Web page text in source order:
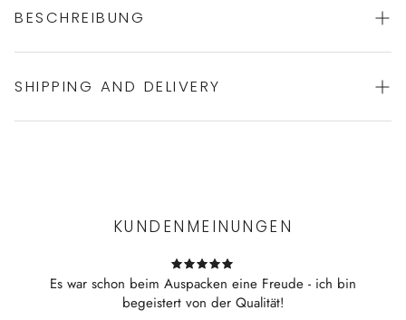
BESCHREIBUNG
SHIPPING AND DELIVERY
KUNDENMEINUNGEN
Es war schon beim Auspacken eine Freude - ich bin
begeistert von der Qualität!